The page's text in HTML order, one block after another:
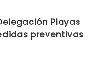
Playas
preventivas